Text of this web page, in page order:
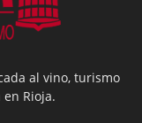
al vino, turismo
Rioja.